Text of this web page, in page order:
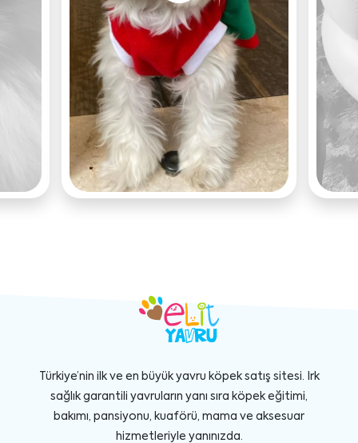
Türkiye’nin ilk ve en büyük yavru köpek satış sitesi. Irk
sağlık garantili yavruların yanı sıra köpek eğitimi,
bakımı, pansiyonu, kuaförü, mama ve aksesuar
hizmetleriyle yanınızda.